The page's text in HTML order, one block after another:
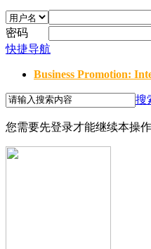
密码
快捷导航
Business Promotion:
搜
您需要先登录才能继续本操作